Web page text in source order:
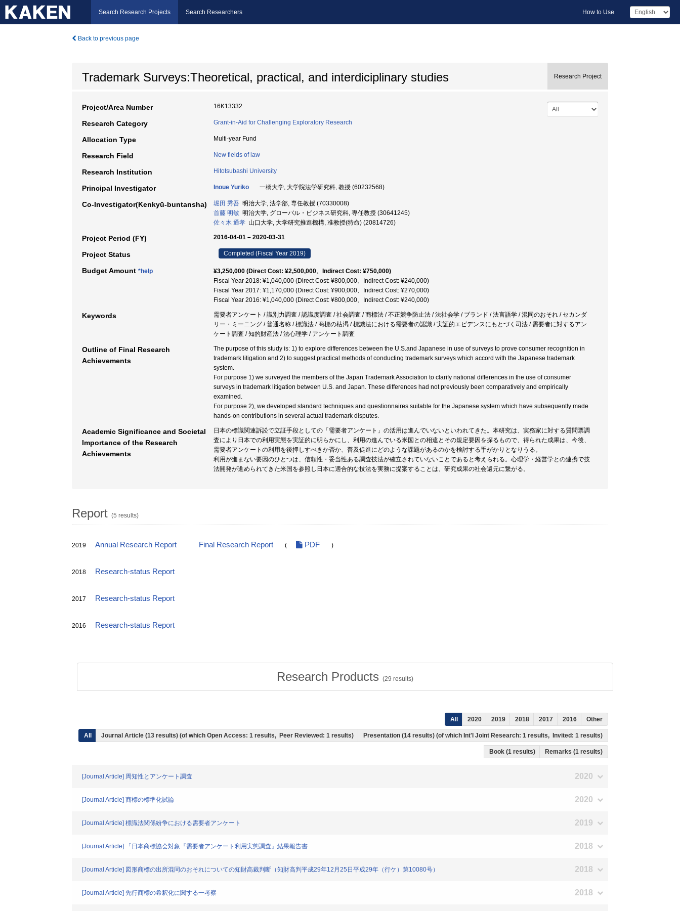
Search Research Projects Search Researchers How to Use
Back to previous page
Trademark Surveys:Theoretical, practical, and interdiciplinary studies Research Project
Project/Area Number 16K13332
Research Category Grant-in-Aid for Challenging Exploratory Research
Allocation Type Multi-year Fund
Research Field New fields of law
Research Institution Hitotsubashi University
Principal Investigator Inoue Yuriko 一橋大学, 大学院法学研究科, 教授 (60232568)
Co-Investigator(Kenkyū-buntansha) 堀田 秀吾 明治大学, 法学部, 専任教授 (70330008)
首藤 明敏 明治大学, グローバル・ビジネス研究科, 専任教授 (30641245)
佐々木 通孝 山口大学, 大学研究推進機構, 准教授(特命) (20814726)
Project Period (FY) 2016-04-01 – 2020-03-31
Project Status Completed (Fiscal Year 2019)
Budget Amount *help
¥3,250,000 (Direct Cost: ¥2,500,000、Indirect Cost: ¥750,000)
Fiscal Year 2018: ¥1,040,000 (Direct Cost: ¥800,000、Indirect Cost: ¥240,000)
Fiscal Year 2017: ¥1,170,000 (Direct Cost: ¥900,000、Indirect Cost: ¥270,000)
Fiscal Year 2016: ¥1,040,000 (Direct Cost: ¥800,000、Indirect Cost: ¥240,000)
Keywords
需要者アンケート / 識別力調査 / 認識度調査 / 社会調査 / 商標法 / 不正競争防止法 / 法社会学 / ブランド / 法言語学 / 混同のおそれ / セカンダ
リー・ミーニング / 普通名称 / 標識法 / 商標の枯渇 / 標識法における需要者の認識 / 実証的エビデンスにもとづく司法 / 需要者に対するアン
ケート調査 / 知的財産法 / 法心理学 / アンケート調査
Outline of Final Research
Achievements
The purpose of this study is: 1) to explore differences between the U.S.and Japanese in use of surveys to prove consumer recognition in
trademark litigation and 2) to suggest practical methods of conducting trademark surveys which accord with the Japanese trademark
system.
For purpose 1) we surveyed the members of the Japan Trademark Association to clarify national differences in the use of consumer
surveys in trademark litigation between U.S. and Japan. These differences had not previously been comparatively and empirically
examined.
For purpose 2), we developed standard techniques and questionnaires suitable for the Japanese system which have subsequently made
hands-on contributions in several actual trademark disputes.
Academic Significance and Societal
Importance of the Research
Achievements
日本の標識関連訴訟で立証手段としての「需要者アンケート」の活用は進んでいないといわれてきた。本研究は、実務家に対する質問票調
査により日本での利用実態を実証的に明らかにし、利用の進んでいる米国との相違とその規定要因を探るもので、得られた成果は、今後、
需要者アンケートの利用を後押しすべきか否か、普及促進にどのような課題があるのかを検討する手がかりとなりうる。
利用が進まない要因のひとつは、信頼性・妥当性ある調査技法が確立されていないことであると考えられる。心理学・経営学との連携で技
法開発が進められてきた米国を参照し日本に適合的な技法を実務に提案することは、研究成果の社会還元に繋がる。
Report (5 results)
2019 Annual Research Report Final Research Report ( PDF )
2018 Research-status Report
2017 Research-status Report
2016 Research-status Report
Research Products (29 results)
All 2020 2019 2018 2017 2016 Other
All Journal Article (13 results) (of which Open Access: 1 results, Peer Reviewed: 1 results) Presentation (14 results) (of which Int'l Joint Research: 1 results, Invited: 1 results)
Book (1 results) Remarks (1 results)
[Journal Article] 周知性とアンケート調査 2020
[Journal Article] 商標の標準化試論 2020
[Journal Article] 標識法関係紛争における需要者アンケート 2019
[Journal Article] 「日本商標協会対象『需要者アンケート利用実態調査』結果報告書 2018
[Journal Article] 図形商標の出所混同のおそれについての知財高裁判断（知財高判平成29年12月25日平成29年（行ケ）第10080号） 2018
[Journal Article] 先行商標の希釈化に関する一考察 2018